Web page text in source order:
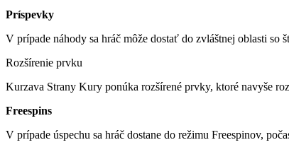
Príspevky
V prípade náhody sa hráč môže dostať do zvláštnej oblasti
Rozšírenie prvku
Kurzava Strany Kury ponúka rozšírené prvky, ktoré navyše
Freespins
V prípade úspechu sa hráč dostane do režimu Freespinov,